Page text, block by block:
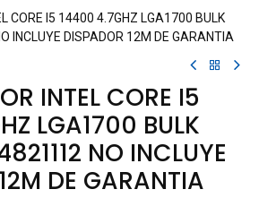
CORE I5 14400 4.7GHZ LGA1700 BULK
INCLUYE DISPADOR 12M DE GARANTIA
INTEL CORE I5
LGA1700 BULK
NO INCLUYE
DE GARANTIA